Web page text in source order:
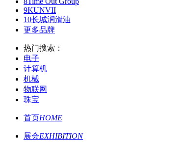
9KUNVII
10长城润滑油
更多品牌
热门搜索：
电子
计算机
机械
物联网
珠宝
首页HOME
展会EXHIBITION